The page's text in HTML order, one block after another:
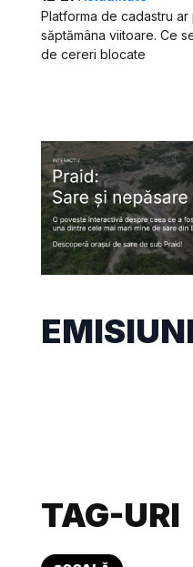
Platforma de cadastru
săptămâna viitoare. Ce
de cereri blocate
TAG-URI